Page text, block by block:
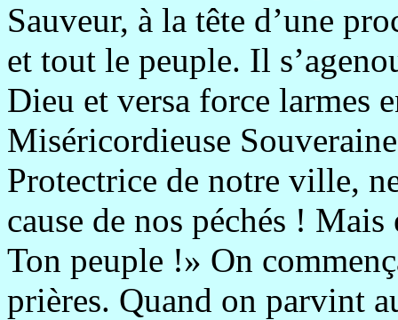
Sauveur, à la tête d’une
et tout le peuple. Il
Dieu et versa force larmes
Miséricordieuse
Protectrice de notre ville,
cause de nos péchés !
Ton peuple !» On
prières. Quand on parvint